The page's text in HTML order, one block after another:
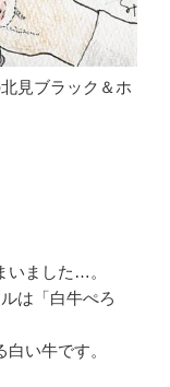
見ブラック＆ホ
いました…。
は「白牛ぺろ
い牛です。